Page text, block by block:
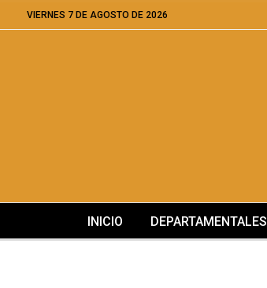
VIERNES 7 DE AGOSTO DE 2026
INICIO DEPARTAMENTALES